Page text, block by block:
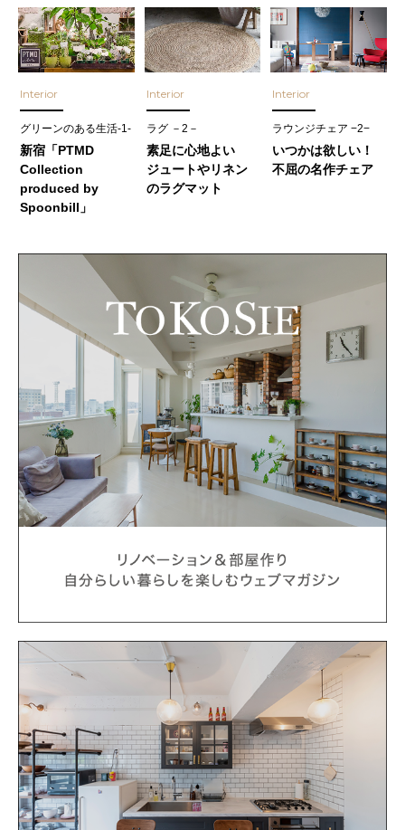
Interior
グリーンのある生活-1-
新宿「PTMD
Collection
produced by
Spoonbill」
Interior
ラグ －2－
素足に心地よい
ジュートやリネン
のラグマット
Interior
ラウンジチェア −2−
いつかは欲しい！
不屈の名作チェア